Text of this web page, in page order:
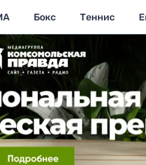
Бокс Теннис